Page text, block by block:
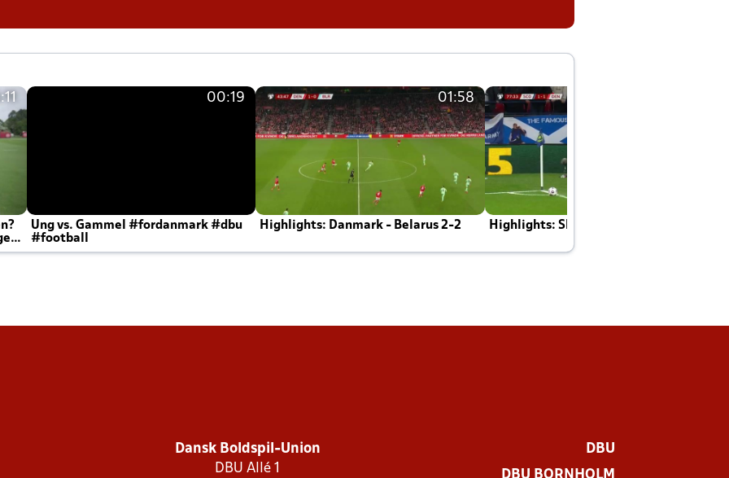
00:19
Ung vs. Gammel #fordanmark #dbu
#football
01:58
Highlights: Danmark - Belarus 2-2 Highlights: Skotland - Danmark 4-2
Dansk Boldspil-Union
DBU Allé 1
DBU